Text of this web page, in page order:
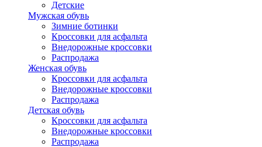
Детские
Мужская обувь
Зимние ботинки
Кроссовки для асфальта
Внедорожные кроссовки
Распродажа
Женская обувь
Кроссовки для асфальта
Внедорожные кроссовки
Распродажа
Детская обувь
Кроссовки для асфальта
Внедорожные кроссовки
Распродажа